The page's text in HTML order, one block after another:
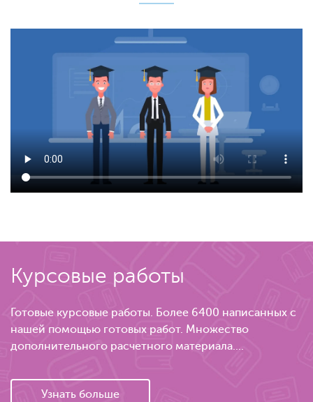
Курсовые работы
Готовые курсовые работы. Более 6400 написанных с
нашей помощью готовых работ. Множество
дополнительного расчетного материала....
Узнать больше